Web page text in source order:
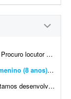
profissional com voz masculina, madura, segura e natural para a locução de um vídeo corporativo de aproximadamente 7 a 10 minutos. O roteiro será fornec...
Dublagem de personagem infantil - voz de menino (8 anos)
- Olá,
da Jovem Valor, uma plataforma de capacitação interna criada para padronizar o conhecimento, fortalecer a cultura organizacional e gar...